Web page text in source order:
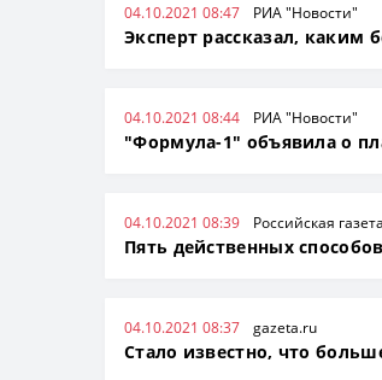
04.10.2021 08:47 РИА "Новости"
Эксперт рассказал, каким
04.10.2021 08:44 РИА "Новости"
"Формула-1" объявила о
04.10.2021 08:39 Российская газета
Пять действенных
04.10.2021 08:37 gazeta.ru
Стало известно, что